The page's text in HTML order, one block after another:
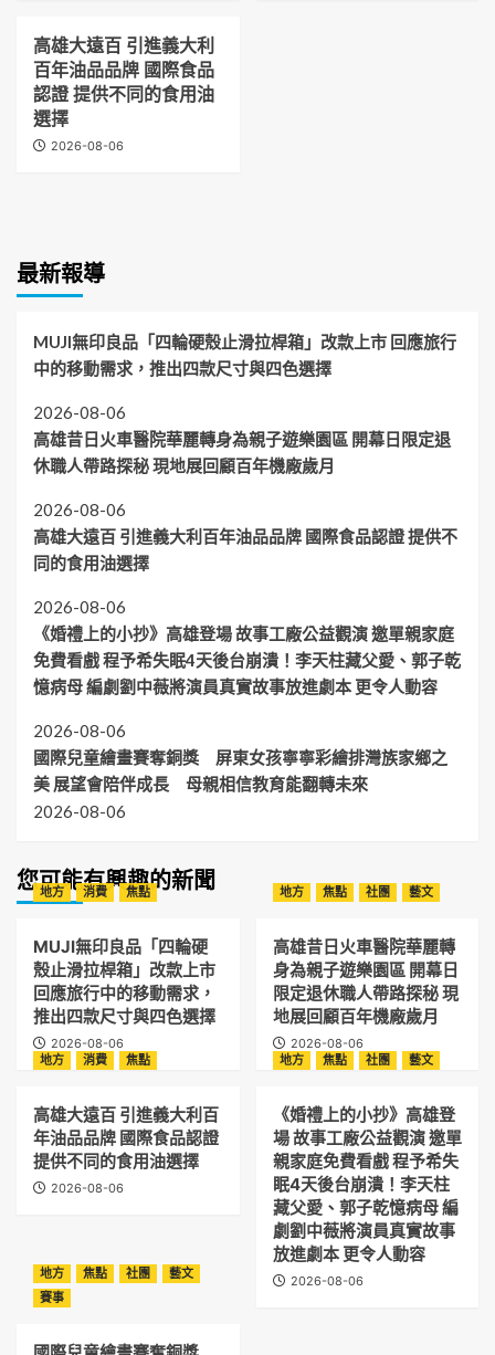
高雄大遠百 引進義大利
百年油品品牌 國際食品
認證 提供不同的食用油
選擇
2026-08-06
最新報導
MUJI無印良品「四輪硬殼止滑拉桿箱」改款上市 回應旅行
中的移動需求，推出四款尺寸與四色選擇
2026-08-06
高雄昔日火車醫院華麗轉身為親子遊樂園區 開幕日限定退
休職人帶路探秘 現地展回顧百年機廠歲月
2026-08-06
高雄大遠百 引進義大利百年油品品牌 國際食品認證 提供不
同的食用油選擇
2026-08-06
《婚禮上的小抄》高雄登場 故事工廠公益觀演 邀單親家庭
免費看戲 程予希失眠4天後台崩潰！李天柱藏父愛、郭子乾
憶病母 編劇劉中薇將演員真實故事放進劇本 更令人動容
2026-08-06
國際兒童繪畫賽奪銅獎 屏東女孩寧寧彩繪排灣族家鄉之
美 展望會陪伴成長 母親相信教育能翻轉未來
2026-08-06
您可能有興趣的新聞
地方 消費 焦點
MUJI無印良品「四輪硬
殼止滑拉桿箱」改款上市
回應旅行中的移動需求，
推出四款尺寸與四色選擇
2026-08-06
地方 焦點 社團 藝文
高雄昔日火車醫院華麗轉
身為親子遊樂園區 開幕日
限定退休職人帶路探秘 現
地展回顧百年機廠歲月
2026-08-06
地方
消費 焦點
高雄大遠百 引進義大利百
年油品品牌 國際食品認證
提供不同的食用油選擇
2026-08-06
地方 焦點 社團 藝文
《婚禮上的小抄》高雄登
場 故事工廠公益觀演 邀單
親家庭免費看戲 程予希失
眠4天後台崩潰！李天柱
藏父愛、郭子乾憶病母 編
劇劉中薇將演員真實故事
放進劇本 更令人動容
2026-08-06
地方 焦點 社團
藝文
賽事